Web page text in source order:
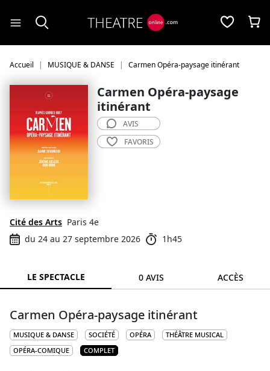
Accueil MUSIQUE & DANSE Carmen Opéra-paysage itinérant
Carmen Opéra-paysage
itinérant
Cité des Arts Paris 4e
du 24 au 27 septembre 2026
1h45
AVIS
FAVORIS
LE SPECTACLE 0 AVIS ACCÈS
Carmen Opéra-paysage itinérant
MUSIQUE & DANSE SOCIÉTÉ OPÉRA
THÉÂTRE MUSICAL
OPÉRA-COMIQUE
COMPLET